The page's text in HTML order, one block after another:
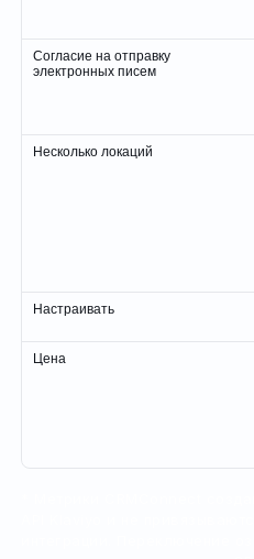
Согласие на отправку
электронных писем
Несколько локаций
Настраивать
Цена